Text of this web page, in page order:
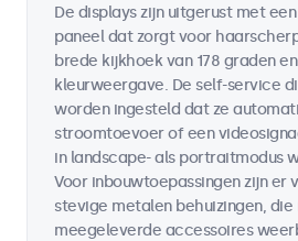
De displays zijn uitgerust met
paneel dat zorgt voor
brede kijkhoek van 178 graden
kleurweergave. De self-service
worden ingesteld dat ze
stroomtoevoer of een
in landscape- als portraitmodus
Voor inbouwtoepassingen zijn er
stevige metalen behuizingen, die
meegeleverde accessoires